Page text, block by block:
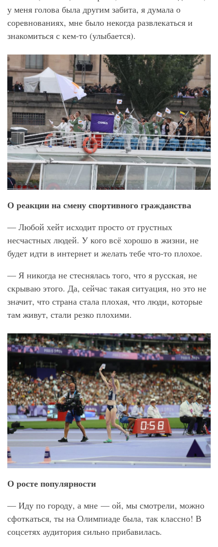
у меня голова была другим забита, я думала о
соревнованиях, мне было некогда развлекаться и
знакомиться с кем-то (улыбается).
О реакции на смену спортивного гражданства
— Любой хейт исходит просто от грустных
несчастных людей. У кого всё хорошо в жизни, не
будет идти в интернет и желать тебе что-то плохое.
— Я никогда не стеснялась того, что я русская, не
скрываю этого. Да, сейчас такая ситуация, но это не
значит, что страна стала плохая, что люди, которые
там живут, стали резко плохими.
О росте популярности
— Иду по городу, а мне — ой, мы смотрели, можно
сфоткаться, ты на Олимпиаде была, так классно! В
соцсетях аудитория сильно прибавилась.